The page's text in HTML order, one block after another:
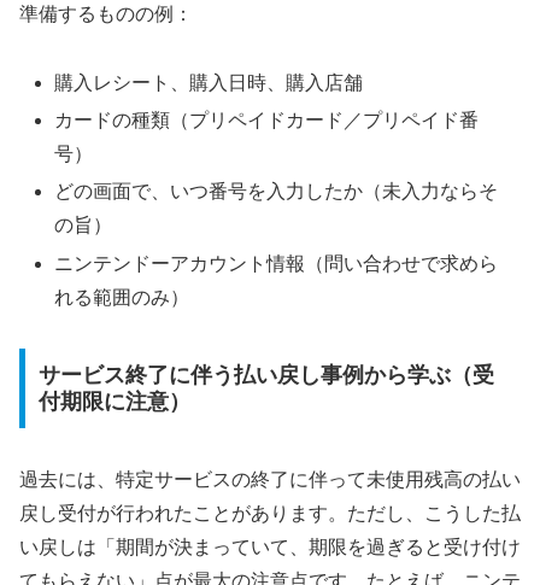
準備するものの例：
購入レシート、購入日時、購入店舗
カードの種類（プリペイドカード／プリペイド番
号）
どの画面で、いつ番号を入力したか（未入力ならそ
の旨）
ニンテンドーアカウント情報（問い合わせで求めら
れる範囲のみ）
サービス終了に伴う払い戻し事例から学ぶ（受
付期限に注意）
過去には、特定サービスの終了に伴って未使用残高の払い
戻し受付が行われたことがあります。ただし、こうした払
い戻しは「期間が決まっていて、期限を過ぎると受け付け